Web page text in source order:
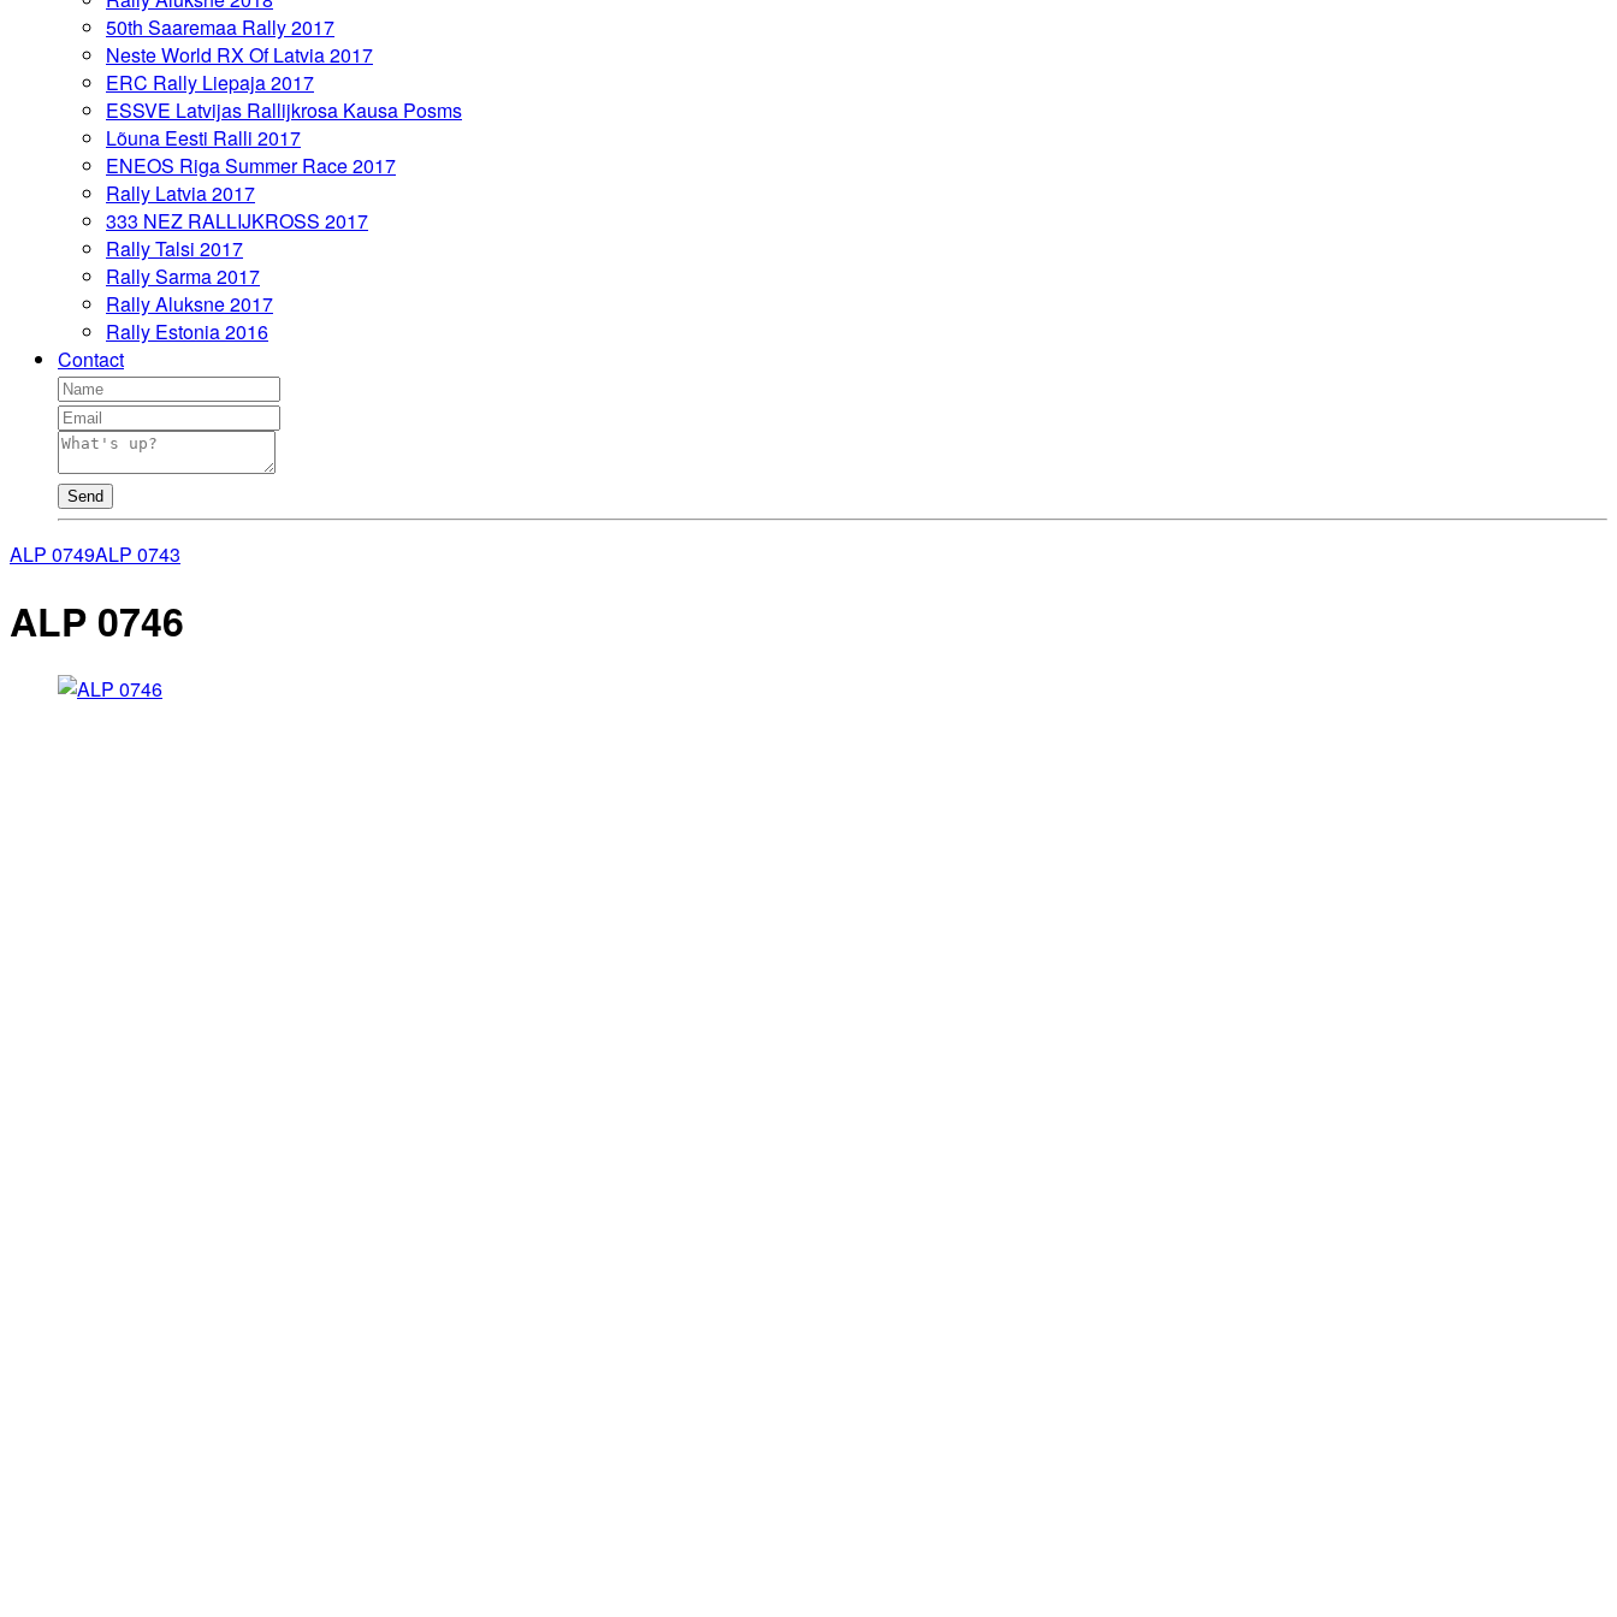
50th Saaremaa Rally 2017
Neste World RX Of Latvia 2017
ERC Rally Liepaja 2017
ESSVE Latvijas Rallijkrosa Kausa Posms
Lõuna Eesti Ralli 2017
ENEOS Riga Summer Race 2017
Rally Latvia 2017
333 NEZ RALLIJKROSS 2017
Rally Talsi 2017
Rally Sarma 2017
Rally Aluksne 2017
Rally Estonia 2016
Contact
Send
ALP 0749ALP 0743
ALP 0746